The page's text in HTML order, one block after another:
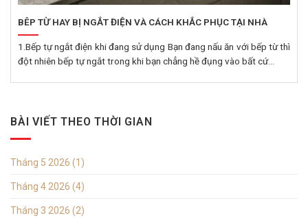
BÊP TỪ HAY BỊ NGẮT ĐIỆN VÀ CÁCH KHẮC PHỤC TẠI NHÀ
1.Bếp tự ngắt điện khi đang sử dụng Bạn đang nấu ăn với bếp từ thì
đột nhiên bếp tự ngắt trong khi bạn chẳng hề đụng vào bất cứ...
BÀI VIẾT THEO THỜI GIAN
Tháng 5 2026 (1)
Tháng 4 2026 (4)
Tháng 3 2026 (2)